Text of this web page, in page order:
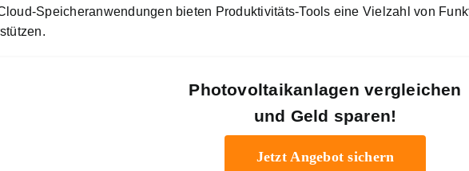
Speicheranwendungen bieten Produktivitäts-Tools eine Vielzahl von
Photovoltaikanlagen vergleichen
und Geld sparen!
Jetzt Angebot sichern